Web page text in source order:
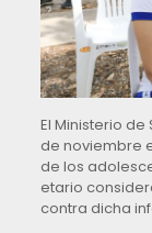
El Ministerio
de noviembre
de los
etario
contra dicha